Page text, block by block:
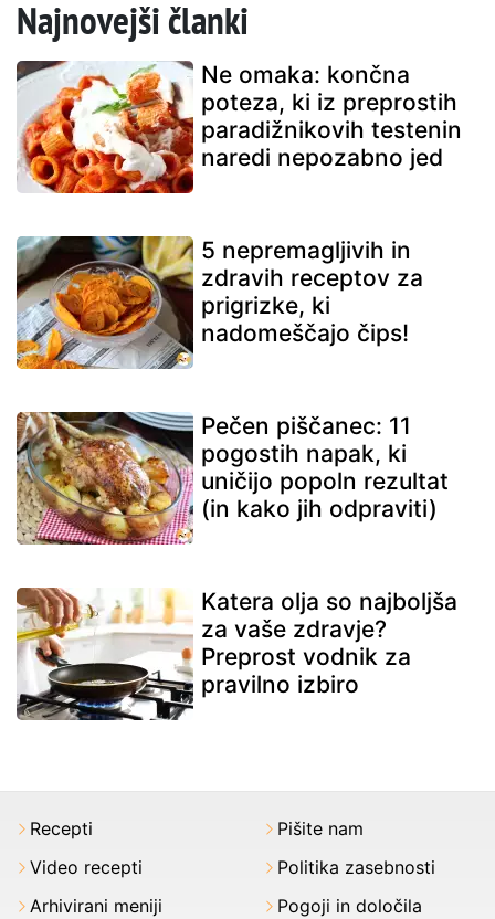
Najnovejši članki
Ne omaka: končna
poteza, ki iz preprostih
paradižnikovih testenin
naredi nepozabno jed
5 nepremagljivih in
zdravih receptov za
prigrizke, ki
nadomeščajo čips!
Pečen piščanec: 11
pogostih napak, ki
uničijo popoln rezultat
(in kako jih odpraviti)
Katera olja so najboljša
za vaše zdravje?
Preprost vodnik za
pravilno izbiro
Recepti
Video recepti
Arhivirani meniji
Pišite nam
Politika zasebnosti
Pogoji in določila